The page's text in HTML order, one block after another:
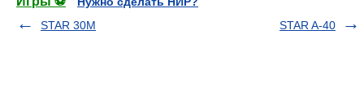
STAR 30M
STAR A-40